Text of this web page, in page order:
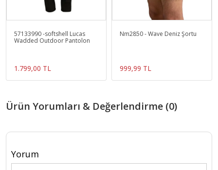
57133990 -softshell Lucas
Wadded Outdoor Pantolon
1.799,00 TL
Nm2850 - Wave Deniz Şortu
999,99 TL
Ürün Yorumları & Değerlendirme (0)
Yorum